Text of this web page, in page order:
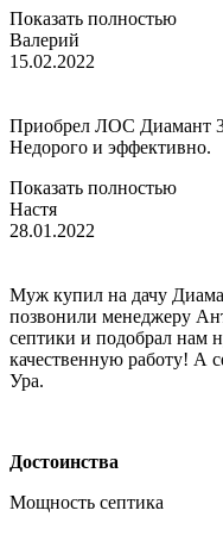
Показать полностью
Валерий
15.02.2022
Приобрел ЛОС Диамант
Недорого и эффективно.
Показать полностью
Настя
28.01.2022
Муж купил на дачу
позвонили менеджеру
септики и подобрал нам
качественную работу! А
Ура.
Достоинства
Мощность септика